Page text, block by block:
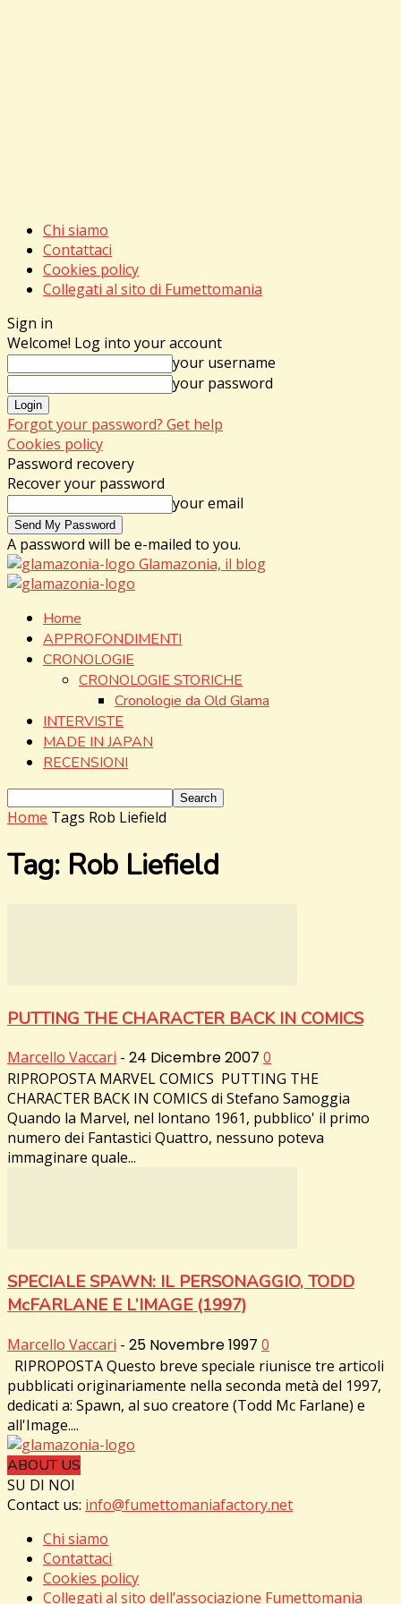
Chi siamo
Contattaci
Cookies policy
Collegati al sito di Fumettomania
Sign in
Welcome! Log into your account
your username
your password
Forgot your password? Get help
Cookies policy
Password recovery
Recover your password
your email
A password will be e-mailed to you.
Glamazonia, il blog
Home
APPROFONDIMENTI
CRONOLOGIE
CRONOLOGIE STORICHE
Cronologie da Old Glama
INTERVISTE
MADE IN JAPAN
RECENSIONI
Home Tags Rob Liefield
Tag: Rob Liefield
PUTTING THE CHARACTER BACK IN COMICS
Marcello Vaccari - 24 Dicembre 2007 0
RIPROPOSTA MARVEL COMICS PUTTING THE
CHARACTER BACK IN COMICS di Stefano Samoggia
Quando la Marvel, nel lontano 1961, pubblico' il primo
numero dei Fantastici Quattro, nessuno poteva
immaginare quale...
SPECIALE SPAWN: IL PERSONAGGIO, TODD
McFARLANE E L’IMAGE (1997)
Marcello Vaccari - 25 Novembre 1997 0
RIPROPOSTA Questo breve speciale riunisce tre articoli
pubblicati originariamente nella seconda metà del 1997,
dedicati a: Spawn, al suo creatore (Todd Mc Farlane) e
all'Image....
ABOUT US
SU DI NOI
Contact us: info@fumettomaniafactory.net
Chi siamo
Contattaci
Cookies policy
Collegati al sito dell’associazione Fumettomania